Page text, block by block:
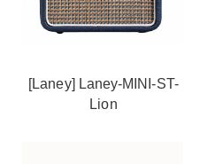
[Laney] Laney-MINI-ST-
Lion